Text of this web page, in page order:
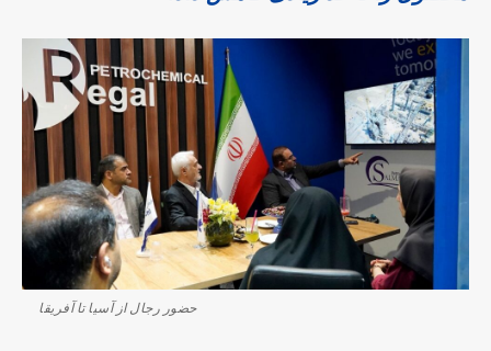
حضور رجال از آسیا تا آفریقا